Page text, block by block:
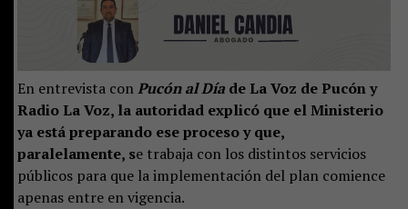
En entrevista conPucón al Díade La Voz de Pucón y
Radio La Voz, la autoridad explicó que el Ministerio
ya está preparando ese proceso y que,
paralelamente, se trabaja con los distintos servicios
públicos para que la implementación del plan comience
apenas entre en vigencia.